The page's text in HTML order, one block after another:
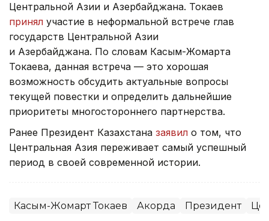
Центральной Азии и Азербайджана. Токаев
принял участие в неформальной встрече глав
государств Центральной Азии
и Азербайджана. По словам Касым-Жомарта
Токаева, данная встреча — это хорошая
возможность обсудить актуальные вопросы
текущей повестки и определить дальнейшие
приоритеты многостороннего партнерства.
Ранее Президент Казахстана заявил о том, что
Центральная Азия переживает самый успешный
период в своей современной истории.
Касым-Жомарт Токаев Акорда Президент